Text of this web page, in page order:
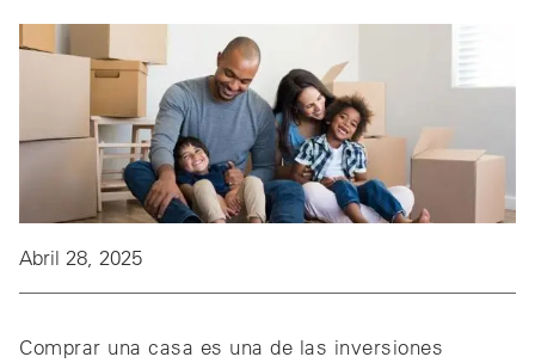
Abril 28, 2025
Comprar una casa es una de las inversiones